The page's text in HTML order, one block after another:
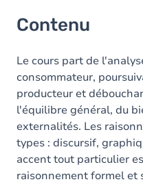
Contenu
Le cours part de
consommateur,
producteur et
l'équilibre général, du
externalités. Les
types : discursif,
accent tout particulier
raisonnement formel